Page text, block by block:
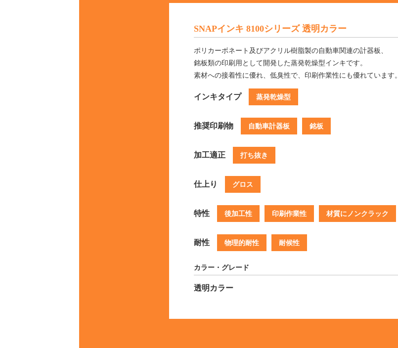
SNAPインキ 8100シリーズ 透明カラー
ポリカーボネート及びアクリル樹脂製の自動車関連の計器板、
銘板類の印刷用として開発した蒸発乾燥型インキです。
素材への接着性に優れ、低臭性で、印刷作業性にも優れています。
インキタイプ 蒸発乾燥型
推奨印刷物 自動車計器板 銘板
加工適正 打ち抜き
仕上り グロス
特性 後加工性 印刷作業性 材質にノンクラック
耐性 物理的耐性 耐候性
カラー・グレード
透明カラー